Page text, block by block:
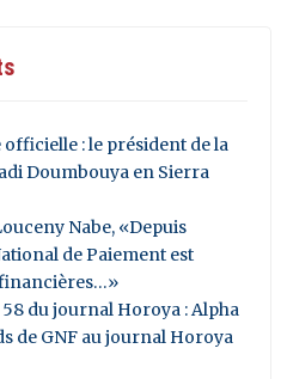
officielle : le président de la
Doumbouya en Sierra
Nabe, «Depuis
de Paiement est
58 du journal Horoya : Alpha
de GNF au journal Horoya